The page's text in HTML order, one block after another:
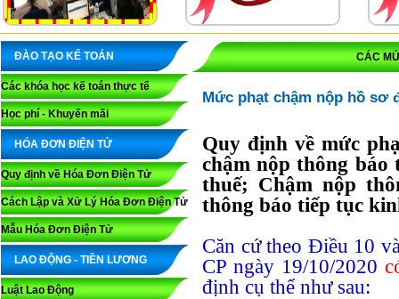
ĐÀO TẠO KẾ TOÁN
Các khóa học kế toán thực tế
Học phí - Khuyến mãi
HÓA ĐƠN ĐIỆN TỬ
Quy định về Hóa Đơn Điện Tử
Cách Lập và Xử Lý Hóa Đơn Điện Tử
Mẫu Hóa Đơn Điện Tử
LAO ĐỘNG - TIỀN LƯƠNG
Luật Lao Động
CÁC
Mức phạt chậm nộp hồ sơ
Quy định về mức
chậm nộp thông
thuế; Chậm nộp
thông báo tiếp tục
Căn cứ theo Điều 10
CP ngày 19/10/2020
định cụ thể như sau: